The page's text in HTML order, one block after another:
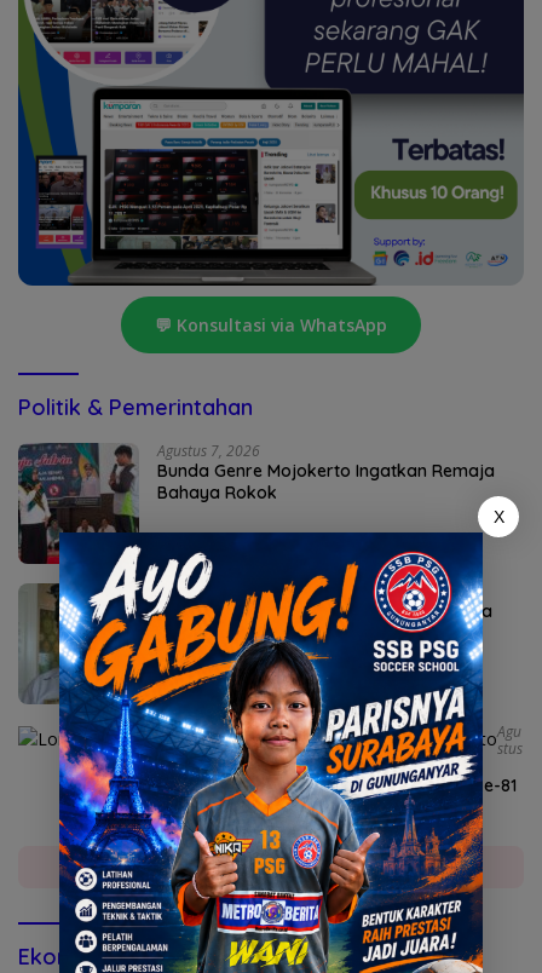
💬 Konsultasi via WhatsApp
Politik & Pemerintahan
Agustus 7, 2026
Bunda Genre Mojokerto Ingatkan Remaja
Bahaya Rokok
Agustus 6, 2026
Sekda Karangasem I Ketut Sedana Merta
Diperiksa Kejari
Agu
Stus
6, 2026
Lomba Agustusan Semarakkan HUT RI ke-81
di Mojokerto
Selengkapnya
Ekonomi & Bisnis
X